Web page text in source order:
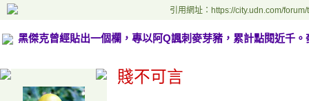
引用網址：https://city.udn.com/
黑傑克曾經貼出一個欄，專以阿Q諷刺麥芽豬，累計點閱近千
賤不可言